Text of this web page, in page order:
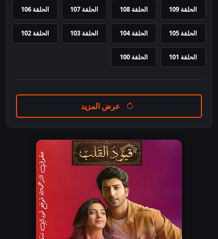
الحلقة 109 الحلقة 108 الحلقة 107 الحلقة 106
الحلقة 105 الحلقة 104 الحلقة 103 الحلقة 102
الحلقة 101 الحلقة 100
عرض المزيد